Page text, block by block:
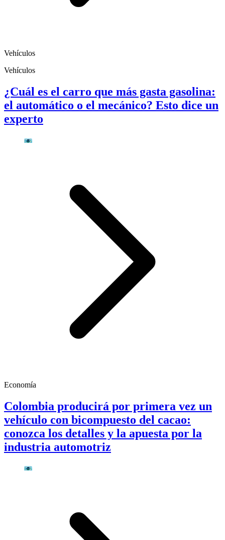
Vehículos
Vehículos
¿Cuál es el carro que más gasta gasolina:
el automático o el mecánico? Esto dice un
experto
Economía
Colombia producirá por primera vez un
vehículo con bicompuesto del cacao:
conozca los detalles y la apuesta por la
industria automotriz